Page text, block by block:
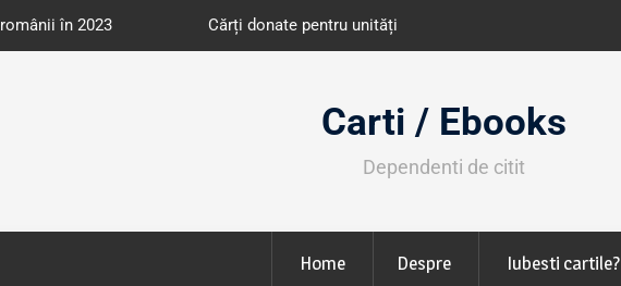
Cărți donate pentru unități de învățământ din România
octombrie
Carti / Ebooks
Dependenti de citit
Home Despre Iubesti cartile?